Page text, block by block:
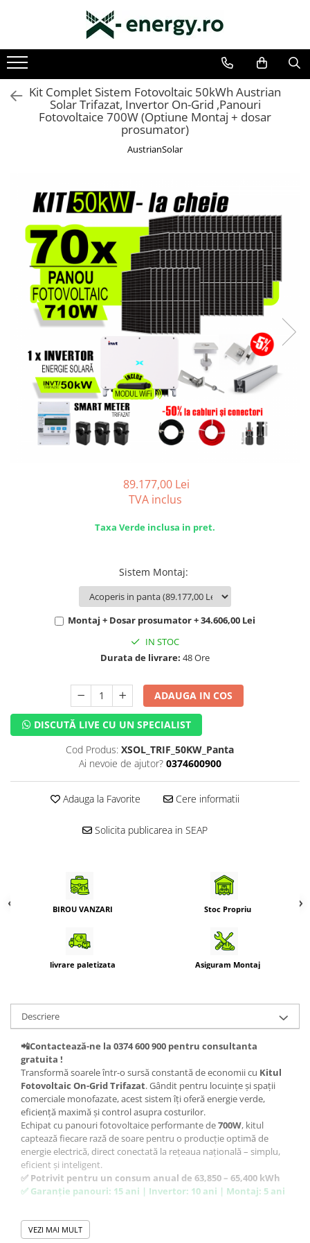
SISTEME FOTOVOLTAICE COMPLETE
Monofazate
LAMPA FOTOVOLTAICA SI EOLIANA
COMPONENTE SI ACCESORII
FOTOVOLTAICE
PANOURI FOTOVOLTAICE
INVERTOARE
ACUMULATORI/BATERII
SISTEME DE MONITORIZARE
SISTEME DE MONTAJ
SIGURANTE SI PROTECTII
CABLURI SI CONECTORI
Kit Complet Sistem Fotovoltaic 50kWh Austrian
Solar Trifazat, Invertor On-Grid ,Panouri
Fotovoltaice 700W (Optiune Montaj + dosar
prosumator)
AustrianSolar
89.177,00 Lei
TVA inclus
Taxa Verde inclusa in pret.
Sistem Montaj:
Montaj + Dosar prosumator + 34.606,00 Lei
IN STOC
Durata de livrare: 48 Ore
ADAUGA IN COS
DISCUTĂ LIVE CU UN SPECIALIST
Cod Produs: XSOL_TRIF_50KW_Panta
Ai nevoie de ajutor? 0374600900
Adauga la Favorite Cere informatii
Solicita publicarea in SEAP
BIROU VANZARI Stoc Propriu
livrare paletizata Asiguram Montaj
Descriere
📲Contactează-ne la 0374 600 900 pentru consultanta
gratuita !
Transformă soarele într-o sursă constantă de economii cu Kitul
Fotovoltaic On-Grid Trifazat. Gândit pentru locuințe și spații
comerciale monofazate, acest sistem îți oferă energie verde,
eficiență maximă și control asupra costurilor.
Echipat cu panouri fotovoltaice performante de700W, kitul
captează fiecare rază de soare pentru o producție optimă de
energie electrică, direct conectată la rețeaua națională – simplu,
eficient și inteligent.
✅ Potrivit pentru un consum anual de 63,850 – 65,400 kWh
✅ Garanție panouri: 15 ani | Invertor: 10 ani | Montaj: 5 ani
📦 Ce conține kitul fotovoltaic:
VEZI MAI MULT